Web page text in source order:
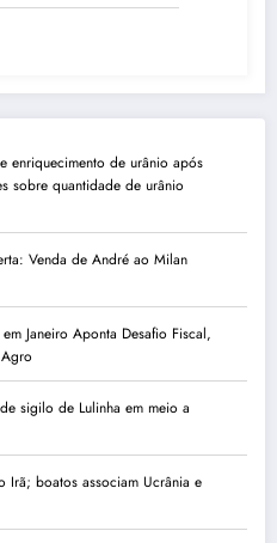
enriquecimento de urânio após
sobre quantidade de urânio
Venda de André ao Milan
Janeiro Aponta Desafio Fiscal,
sigilo de Lulinha em meio a
Irã; boatos associam Ucrânia e